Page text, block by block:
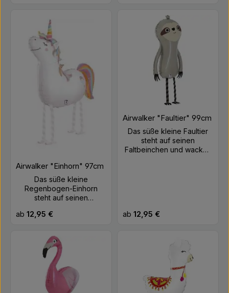
Grün Material: Folie
spazieren gehen ;-)
Größe: ca. 104cm Farbe:
Orange, Lila Material: Folie
Airwalker "Einhorn" 97cm
Das süße kleine
Regenbogen-Einhorn
steht auf seinen
bei jedem Windzug durch
sogar mit ihm an der Leine
spazieren gehen ;-)
Haltbarkeit mit Helium ca. 1
Farbe: Weiß, Bunt Material:
Folie Befüllung: Helium
Regulärer Preis:
ab12,95 €
Airwalker "Faultier" 99cm
Das süße kleine Faultier
steht auf seinen
Faltbeinchen und wackelt
Regulärer Preis:
ab12,95 €